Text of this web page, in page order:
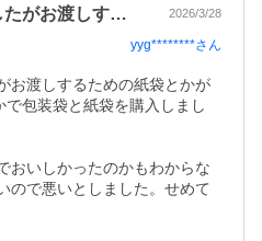
贈り物用に購入をしましたがお渡しするた… 2026/3/28
yyg********さん
お渡しするための紙袋とかが
包装袋と紙袋を購入しまし
おいしかったのかもわからな
ので悪いとしました。せめて